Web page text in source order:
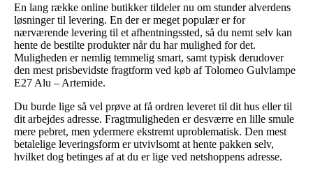
En lang række online butikker tildeler nu om stunder alverdens
løsninger til levering. En der er meget populær er for
nærværende levering til et afhentningssted, så du nemt selv kan
hente de bestilte produkter når du har mulighed for det.
Muligheden er nemlig temmelig smart, samt typisk derudover
den mest prisbevidste fragtform ved køb af Tolomeo Gulvlampe
E27 Alu – Artemide.
Du burde lige så vel prøve at få ordren leveret til dit hus eller til
dit arbejdes adresse. Fragtmuligheden er desværre en lille smule
mere pebret, men ydermere ekstremt uproblematisk. Den mest
betalelige leveringsform er utvivlsomt at hente pakken selv,
hvilket dog betinges af at du er lige ved netshoppens adresse.